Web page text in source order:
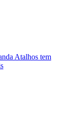
Atalhos tem